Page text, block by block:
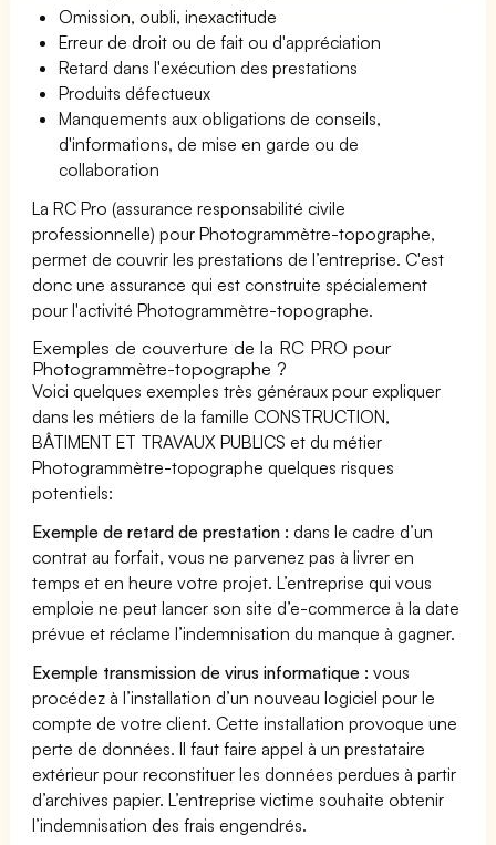
Omission, oubli, inexactitude
Erreur de droit ou de fait ou d'appréciation
Retard dans l'exécution des prestations
Produits défectueux
Manquements aux obligations de conseils,
d'informations, de mise en garde ou de
collaboration
La RC Pro (assurance responsabilité civile
professionnelle) pour Photogrammètre-topographe,
permet de couvrir les prestations de l’entreprise. C'est
donc une assurance qui est construite spécialement
pour l'activité Photogrammètre-topographe.
Exemples de couverture de la RC PRO pour
Photogrammètre-topographe ?
Voici quelques exemples très généraux pour expliquer
dans les métiers de la famille CONSTRUCTION,
BÂTIMENT ET TRAVAUX PUBLICS et du métier
Photogrammètre-topographe quelques risques
potentiels:
Exemple de retard de prestation : dans le cadre d’un
contrat au forfait, vous ne parvenez pas à livrer en
temps et en heure votre projet. L’entreprise qui vous
emploie ne peut lancer son site d’e-commerce à la date
prévue et réclame l’indemnisation du manque à gagner.
Exemple transmission de virus informatique : vous
procédez à l’installation d’un nouveau logiciel pour le
compte de votre client. Cette installation provoque une
perte de données. Il faut faire appel à un prestataire
extérieur pour reconstituer les données perdues à partir
d’archives papier. L’entreprise victime souhaite obtenir
l’indemnisation des frais engendrés.